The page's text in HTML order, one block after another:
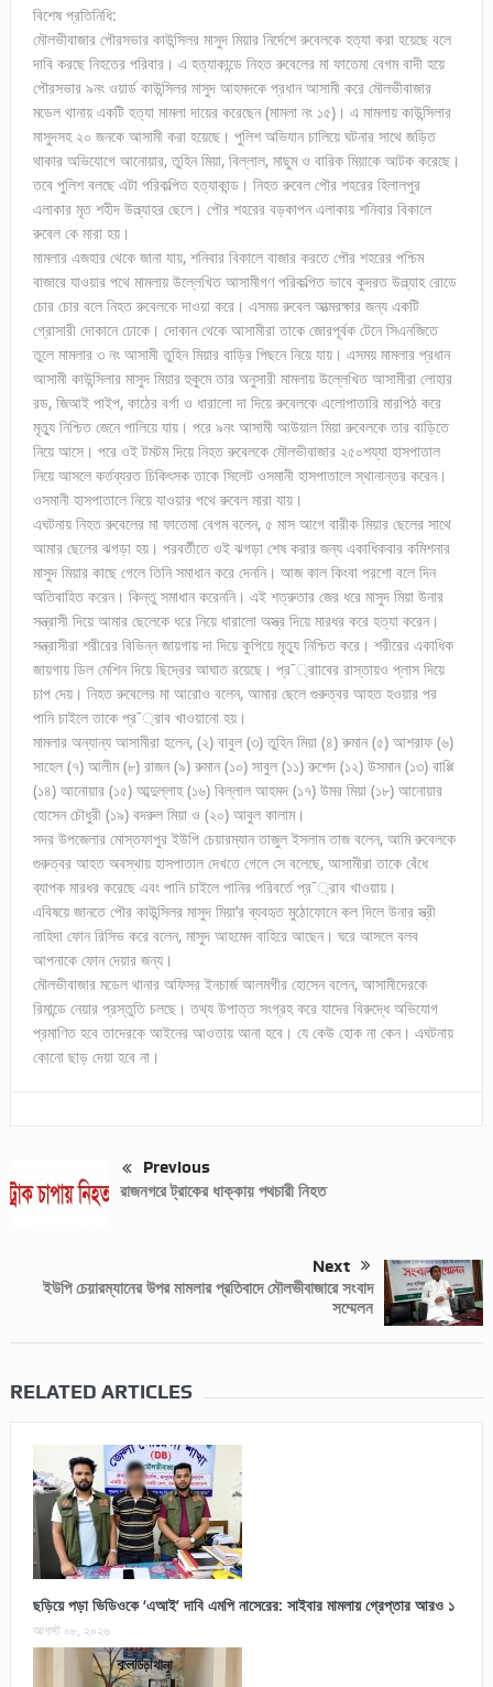
বিশেষ প্রতিনিধি:
মৌলভীবাজার পৌরসভার কাউন্সিলর মাসুদ মিয়ার নির্দেশে রুবেলকে হত্যা করা হয়েছে বলে
দাবি করছে নিহতের পরিবার। এ হত্যাকান্ডে নিহত রুবেলের মা ফাতেমা বেগম বাদী হয়ে
পৌরসভার ৯নং ওয়ার্ড কাউন্সিলর মাসুদ আহমদকে প্রধান আসামী করে মৌলভীবাজার
মডেল থানায় একটি হত্যা মামলা দায়ের করেছেন (মামলা নং ১৫)। এ মামলায় কাউন্সিলার
মাসুদসহ ২০ জনকে আসামী করা হয়েছে। পুলিশ অভিযান চালিয়ে ঘটনার সাথে জড়িত
থাকার অভিযোগে আনোয়ার, তুহিন মিয়া, বিল্লাল, মাছুম ও বারিক মিয়াকে আটক করেছে।
তবে পুলিশ বলছে এটা পরিকল্পিত হত্যাকান্ড। নিহত রুবেল পৌর শহরের হিলালপুর
এলাকার মৃত শহীদ উল্ল্যাহর ছেলে। পৌর শহরের বড়কাপন এলাকায় শনিবার বিকালে
রুবেল কে মারা হয়।
মামলার এজহার থেকে জানা যায়, শনিবার বিকালে বাজার করতে পৌর শহরের পশ্চিম
বাজারে যাওয়ার পথে মামলায় উল্লেখিত আসামীগণ পরিকল্পিত ভাবে কুদরত উল্ল্যাহ রোডে
চোর চোর বলে নিহত রুবেলকে দাওয়া করে। এসময় রুবেল আত্মরক্ষার জন্য একটি
গ্রোসারী দোকানে ঢোকে। দোকান থেকে আসামীরা তাকে জোরপূর্বক টেনে সিএনজিতে
তুলে মামলার ৩ নং আসামী তুহিন মিয়ার বাড়ির পিছনে নিয়ে যায়। এসময় মামলার প্রধান
আসামী কাউন্সিলার মাসুদ মিয়ার হুকুমে তার অনুসারী মামলায় উল্লেখিত আসামীরা লোহার
রড, জিআই পাইপ, কাঠের বর্গা ও ধারালো দা দিয়ে রুবেলকে এলোপাতারি মারপিঠ করে
মৃত্যু নিশ্চিত জেনে পালিয়ে যায়। পরে ৯নং আসামী আউয়াল মিয়া রুবেলকে তার বাড়িতে
নিয়ে আসে। পরে ওই টমটম দিয়ে নিহত রুবেলকে মৌলভীবাজার ২৫০শয্যা হাসপাতাল
নিয়ে আসলে কর্তব্যরত চিকিৎসক তাকে সিলেট ওসমানী হাসপাতালে স্থানান্তর করেন।
ওসমানী হাসপাতালে নিয়ে যাওয়ার পথে রুবেল মারা যায়।
এঘটনায় নিহত রুবেলের মা ফাতেমা বেগম বলেন, ৫ মাস আগে বারীক মিয়ার ছেলের সাথে
আমার ছেলের ঝগড়া হয়। পরবর্তীতে ওই ঝগড়া শেষ করার জন্য একাধিকবার কমিশনার
মাসুদ মিয়ার কাছে গেলে তিনি সমাধান করে দেননি। আজ কাল কিংবা পরশো বলে দিন
অতিবাহিত করেন। কিন্তু সমাধান করেননি। এই শত্রুতার জের ধরে মাসুদ মিয়া উনার
সন্ত্রাসী দিয়ে আমার ছেলেকে ধরে নিয়ে ধারালো অস্ত্র দিয়ে মারধর করে হত্যা করেন।
সন্ত্রাসীরা শরীরের বিভিন্ন জায়গায় দা দিয়ে কুপিয়ে মৃত্যু নিশ্চিত করে। শরীরের একাধিক
জায়গায় ডিল মেশিন দিয়ে ছিদ্রের আঘাত রয়েছে। প্র¯্রাাবের রাস্তায়ও প্লাস দিয়ে
চাপ দেয়। নিহত রুবেলের মা আরোও বলেন, আমার ছেলে গুরুত্বর আহত হওয়ার পর
পানি চাইলে তাকে প্র¯্রাব খাওয়ানো হয়।
মামলার অন্যান্য আসামীরা হলেন, (২) বাবুল (৩) তুহিন মিয়া (৪) রুমান (৫) আশরাফ (৬)
সাহেল (৭) আলীম (৮) রাজন (৯) রুমান (১০) সাবুল (১১) রুশেদ (১২) উসমান (১৩) বাপ্পি
(১৪) আনোয়ার (১৫) আব্দুল্লাহ (১৬) বিল্লাল আহমদ (১৭) উমর মিয়া (১৮) আনোয়ার
হোসেন চৌধুরী (১৯) বদরুল মিয়া ও (২০) আবুল কালাম।
সদর উপজেলার মোস্তফাপুর ইউপি চেয়ারম্যান তাজুল ইসলাম তাজ বলেন, আমি রুবেলকে
গুরুত্বর আহত অবস্থায় হাসপাতাল দেখতে গেলে সে বলেছে, আসামীরা তাকে বেঁধে
ব্যাপক মারধর করেছে এবং পানি চাইলে পানির পরিবর্তে প্র¯্রাব খাওয়ায়।
এবিষয়ে জানতে পৌর কাউন্সিলর মাসুদ মিয়া’র ব্যবহৃত মুঠোফোনে কল দিলে উনার স্ত্রী
নাহিদা ফোন রিসিভ করে বলেন, মাসুদ আহমেদ বাহিরে আছেন। ঘরে আসলে বলব
আপনাকে ফোন দেয়ার জন্য।
মৌলভীবাজার মডেল থানার অফিসর ইনচার্জ আলমগীর হোসেন বলেন, আসামীদেরকে
রিমান্ডে নেয়ার প্রস্তুতি চলছে। তথ্য উপাত্ত সংগ্রহ করে যাদের বিরুদ্ধে অভিযোগ
প্রমাণিত হবে তাদেরকে আইনের আওতায় আনা হবে। যে কেউ হোক না কেন। এঘটনায়
কোনো ছাড় দেয়া হবে না।
Previous
রাজনগরে ট্রাকের ধাক্কায় পথচারী নিহত
Next
ইউপি চেয়ারম্যানের উপর মামলার প্রতিবাদে মৌলভীবাজারে সংবাদ
সম্মেলন
RELATED ARTICLES
ছড়িয়ে পড়া ভিডিওকে ‘এআই’ দাবি এমপি নাসেরের: সাইবার মামলায় গ্রেপ্তার আরও ১
আগস্ট ০৮, ২০২৬